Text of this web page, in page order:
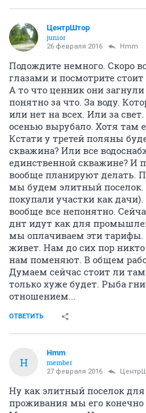
ЦентрШтор
junior
26 февраля 2016 Hmm
Подождите немного. Скоро
глазами и посмотрите
А то что ценник они
понятно за что. За воду.
или нет на всех. Или за
осенью вырубало. Хотя там
Кстати у третей поляны
скважина? Или все
единственной скважине? И
вообще планируют делать.
мы будем элитный поселок.
покупали участки как
вообще все непонятно.
днт идут как для
мы оплачиваем эти тарифы.
живет. Нам до сих пор никто
нам поменяют. В общем
Думаем сейчас стоит ли
только хуже будет. Рыба
отношением...
ОТВЕТИТЬ
H
Hmm
member
27 февраля 2016
Ну как элитный поселок для
проживания мы его конечно